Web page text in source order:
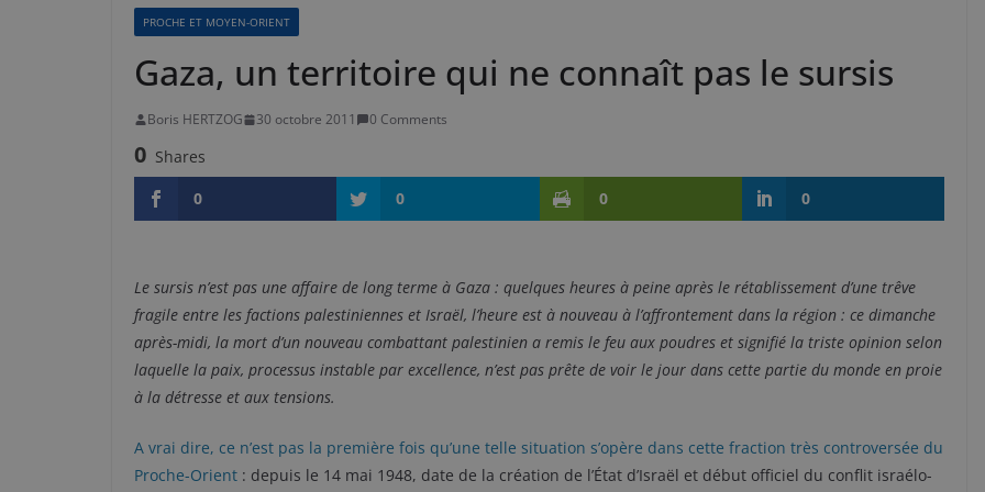
PROCHE ET MOYEN-ORIENT
Gaza, un territoire qui ne connaît pas le sursis
Boris HERTZOG 30 octobre 2011 0 Comments
0 Shares
0
0 0 0
Le sursis n’est pas une affaire de long terme à Gaza : quelques heures à peine après le rétablissement d’une trêve
fragile entre les factions palestiniennes et Israël, l’heure est à nouveau à l’affrontement dans la région : ce dimanche
après-midi, la mort d’un nouveau combattant palestinien a remis le feu aux poudres et signifié la triste opinion selon
laquelle la paix, processus instable par excellence, n’est pas prête de voir le jour dans cette partie du monde en proie
à la détresse et aux tensions.
A vrai dire, ce n’est pas la première fois qu’une telle situation s’opère dans cette fraction très controversée du
Proche-Orient : depuis le 14 mai 1948, date de la création de l’État d’Israël et début officiel du conflit israélo-